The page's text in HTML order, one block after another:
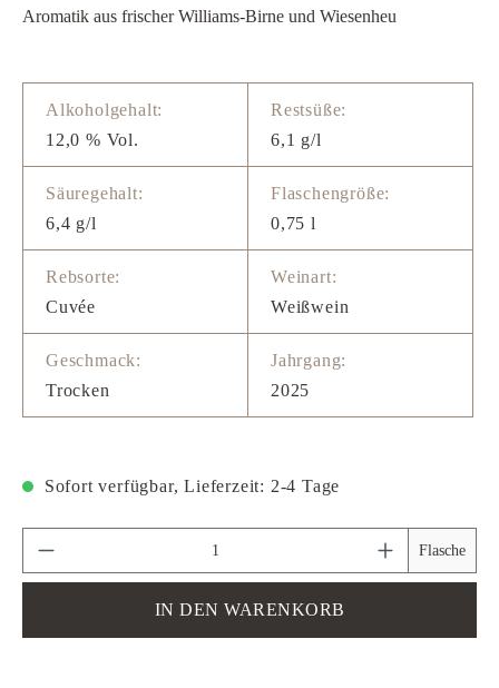
Aromatik aus frischer Williams-Birne und Wiesenheu
Alkoholgehalt:
12,0 % Vol.
Restsüße:
6,1 g/l
Säuregehalt:
6,4 g/l
Flaschengröße:
0,75 l
Rebsorte:
Cuvée
Weinart:
Weißwein
Geschmack:
Trocken
Jahrgang:
2025
Sofort verfügbar, Lieferzeit: 2-4 Tage
Produkt Anzahl: Gib den gewünschten Wert
Flasche
IN DEN WARENKORB